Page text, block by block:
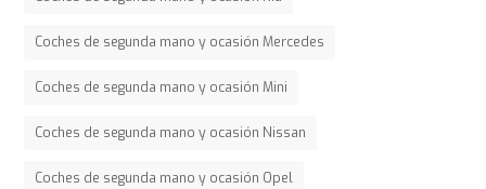
Coches de segunda mano y ocasión Mercedes
Coches de segunda mano y ocasión Mini
Coches de segunda mano y ocasión Nissan
Coches de segunda mano y ocasión Opel